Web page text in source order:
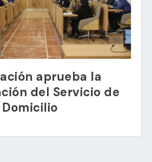
aprueba la
del Servicio de